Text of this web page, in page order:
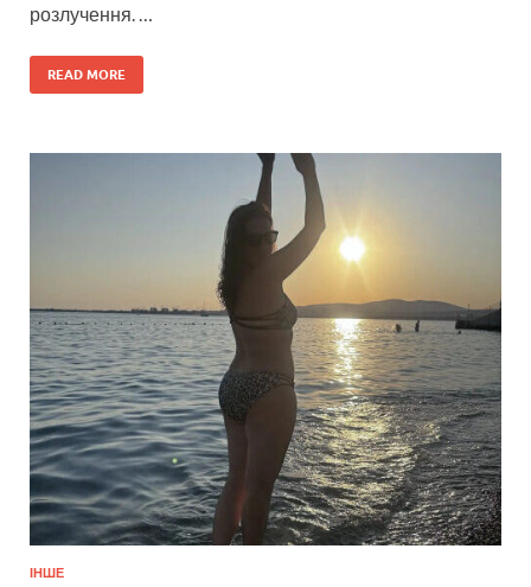
розлучення. …
READ MORE
ІНШЕ